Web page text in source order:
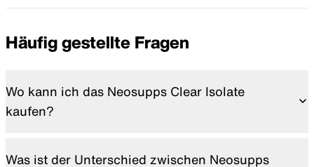
Häufig gestellte Fragen
Wo kann ich das Neosupps Clear Isolate
kaufen?
offiziellen Neosupps Shop. Mit dem Rabattcode
Was ist der Unterschied zwischen Neosupps